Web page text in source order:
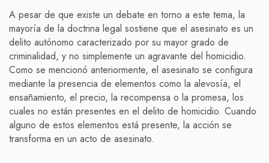
A pesar de que existe un debate en torno a este tema, la
mayoría de la doctrina legal sostiene que el asesinato es un
delito autónomo caracterizado por su mayor grado de
criminalidad, y no simplemente un agravante del homicidio.
Como se mencionó anteriormente, el asesinato se configura
mediante la presencia de elementos como la alevosía, el
ensañamiento, el precio, la recompensa o la promesa, los
cuales no están presentes en el delito de homicidio. Cuando
alguno de estos elementos está presente, la acción se
transforma en un acto de asesinato.